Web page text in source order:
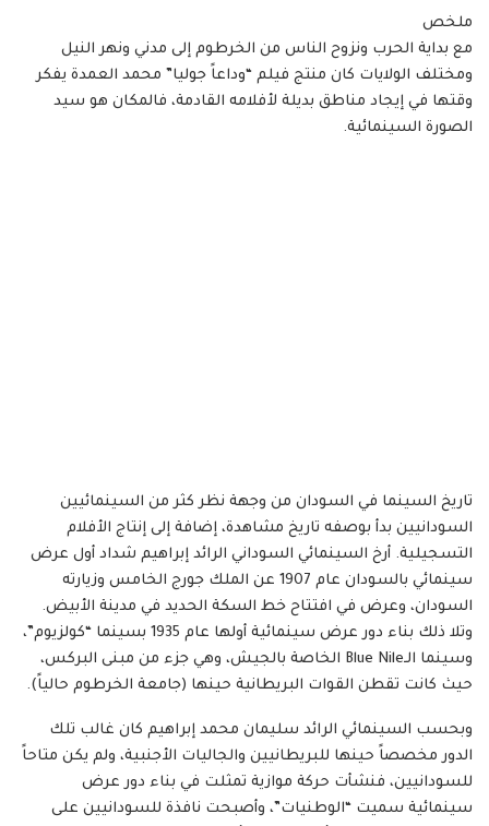
ملخص
مع بداية الحرب ونزوح الناس من الخرطوم إلى مدني ونهر النيل
ومختلف الولايات كان منتج فيلم “وداعاً جوليا” محمد العمدة يفكر
وقتها في إيجاد مناطق بديلة لأفلامه القادمة، فالمكان هو سيد
الصورة السينمائية.
تاريخ السينما في السودان من وجهة نظر كثر من السينمائيين
السودانيين بدأ بوصفه تاريخ مشاهدة، إضافة إلى إنتاج الأفلام
التسجيلية. أرخ السينمائي السوداني الرائد إبراهيم شداد أول عرض
سينمائي بالسودان عام 1907 عن الملك جورج الخامس وزيارته
السودان، وعرض في افتتاح خط السكة الحديد في مدينة الأبيض.
وتلا ذلك بناء دور عرض سينمائية أولها عام 1935 بسينما “كولزيوم”،
وسينما الـBlue Nile الخاصة بالجيش، وهي جزء من مبنى البركس،
حيث كانت تقطن القوات البريطانية حينها (جامعة الخرطوم حالياً).
وبحسب السينمائي الرائد سليمان محمد إبراهيم كان غالب تلك
الدور مخصصاً حينها للبريطانيين والجاليات الأجنبية، ولم يكن متاحاً
للسودانيين، فنشأت حركة موازية تمثلت في بناء دور عرض
سينمائية سميت “الوطنيات”، وأصبحت نافذة للسودانيين على